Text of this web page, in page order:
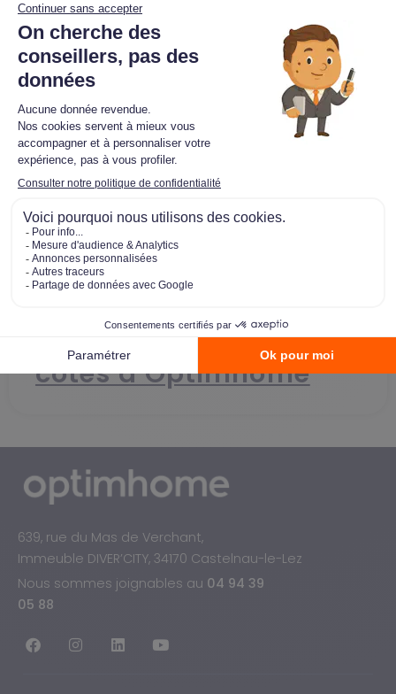
Bienvenue Welmo : une
dans l’immobilier aux
côtés d’Optimhome
639, rue du Mas de Verchant,
Immeuble DIVER’CITY, 34170 Castelnau-le-Lez
Nous sommes joignables au 04 94 39
05 88